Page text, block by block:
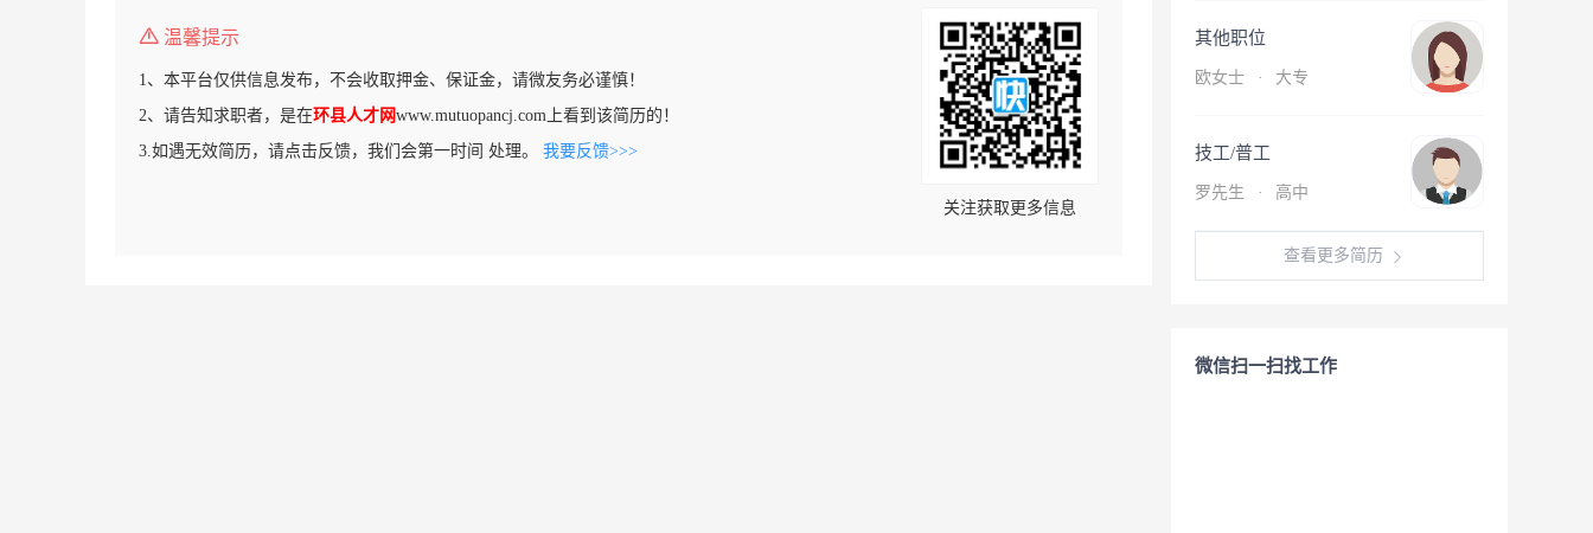
温馨提示
1、本平台仅供信息发布，不会收取押金、保证金，请微友务必谨慎！
2、请告知求职者，是在环县人才网www.mutuopancj.com上看到该简历的！
3.如遇无效简历，请点击反馈，我们会第一时间 处理。 我要反馈>>>
关注获取更多信息
其他职位
欧女士 · 大专
技工/普工
罗先生 · 高中
查看更多简历
微信扫一扫找工作